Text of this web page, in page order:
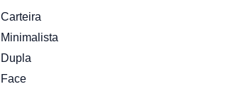
Carteira
Minimalista
Dupla
Face